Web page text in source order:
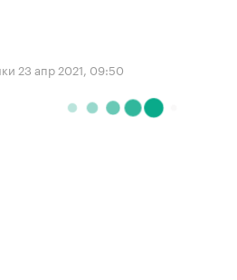
23 апр 2021, 09:50